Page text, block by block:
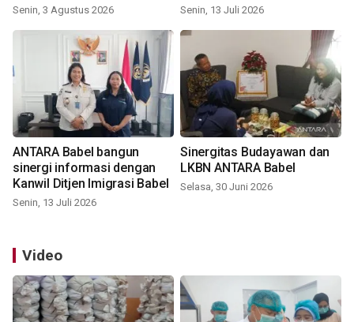
Senin, 3 Agustus 2026 Senin, 13 Juli 2026
ANTARA Babel bangun
sinergi informasi dengan
Kanwil Ditjen Imigrasi Babel
Senin, 13 Juli 2026
Sinergitas Budayawan dan
LKBN ANTARA Babel
Selasa, 30 Juni 2026
Video